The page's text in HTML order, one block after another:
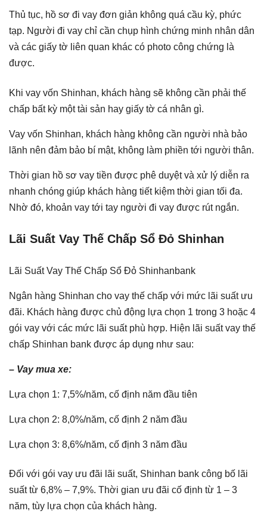
Thủ tục, hồ sơ đi vay đơn giản không quá cầu kỳ, phức
tạp. Người đi vay chỉ cần chụp hình chứng minh nhân dân
và các giấy tờ liên quan khác có photo công chứng là
được.
Khi vay vốn Shinhan, khách hàng sẽ không cần phải thế
chấp bất kỳ một tài sản hay giấy tờ cá nhân gì.
Vay vốn Shinhan, khách hàng không cần người nhà bảo
lãnh nên đảm bảo bí mật, không làm phiền tới người thân.
Thời gian hồ sơ vay tiền được phê duyệt và xử lý diễn ra
nhanh chóng giúp khách hàng tiết kiệm thời gian tối đa.
Nhờ đó, khoản vay tới tay người đi vay được rút ngắn.
Lãi Suất Vay Thế Chấp Sổ Đỏ Shinhan
Lãi Suất Vay Thế Chấp Sổ Đỏ Shinhanbank
Ngân hàng Shinhan cho vay thế chấp với mức lãi suất ưu
đãi. Khách hàng được chủ động lựa chọn 1 trong 3 hoặc 4
gói vay với các mức lãi suất phù hợp. Hiện lãi suất vay thế
chấp Shinhan bank được áp dụng như sau:
– Vay mua xe:
Lựa chọn 1: 7,5%/năm, cố định năm đầu tiên
Lựa chọn 2: 8,0%/năm, cố định 2 năm đầu
Lựa chọn 3: 8,6%/năm, cố định 3 năm đầu
Đối với gói vay ưu đãi lãi suất, Shinhan bank công bố lãi
suất từ 6,8% – 7,9%. Thời gian ưu đãi cố định từ 1 – 3
năm, tùy lựa chọn của khách hàng.